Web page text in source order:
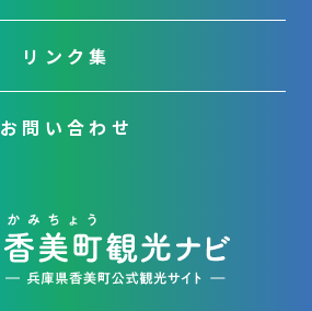
リンク集
お問い合わせ